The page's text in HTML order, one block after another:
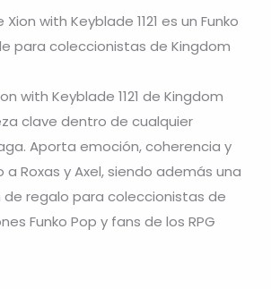
with Keyblade 1121 es un Funko
para coleccionistas de Kingdom
with Keyblade 1121 de Kingdom
clave dentro de cualquier
Aporta emoción, coherencia y
Roxas y Axel, siendo además una
regalo para coleccionistas de
Funko Pop y fans de los RPG